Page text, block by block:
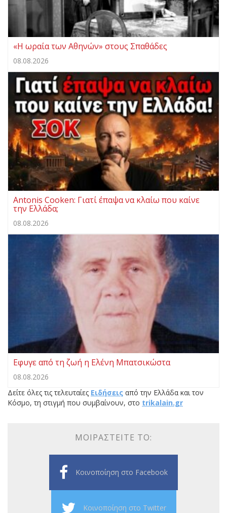
«Η ωραία των Αθηνών» στους Σπαθάδες
08.08.2026
Antonis Cooken: Γιατί έπαψα να κλαίω που καίνε
την Ελλάδα;
08.08.2026
Eφυγε από τη ζωή η Ελένη Μπατσικώστα
08.08.2026
Δείτε όλες τις τελευταίες Ειδήσεις από την Ελλάδα και τον
Κόσμο, τη στιγμή που συμβαίνουν, στο trikalain.gr
ΜΟΙΡΑΣΤΕΊΤΕ ΤΟ:
Κοινοποίηση στο Facebook
Κοινοποίηση στο Twitter